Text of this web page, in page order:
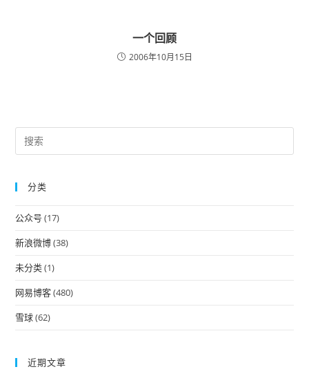
一个回顾
2006年10月15日
分类
公众号 (17)
新浪微博(38)
未分类(1)
网易博客(480)
雪球(62)
近期文章